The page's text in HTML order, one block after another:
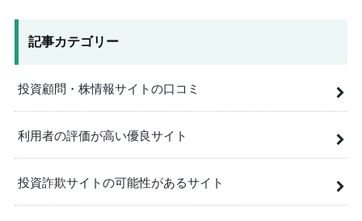
記事カテゴリー
投資顧問・株情報サイトの口コミ
利用者の評価が高い優良サイト
投資詐欺サイトの可能性があるサイト